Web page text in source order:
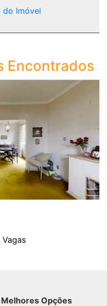
do Imóvel
Encontrados
Vagas
Melhores Opções